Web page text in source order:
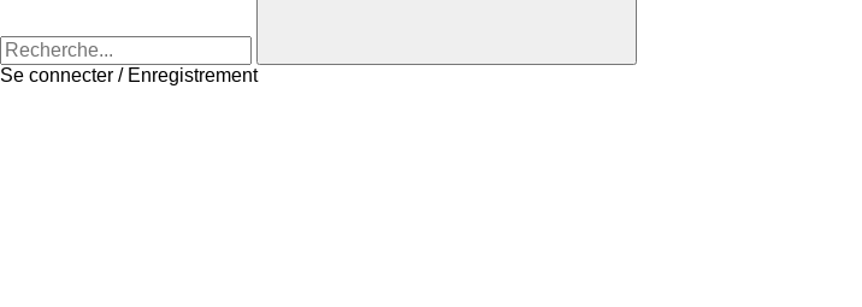
Se connecter / Enregistrement